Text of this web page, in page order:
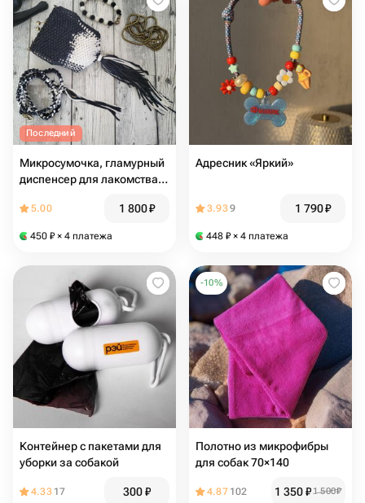
Последний
Микросумочка, гламурный
диспенсер для лакомства
5.00 1 800₽
450 ₽ × 4 платежа
Адресник «Яркий»
3.939 1 790₽
448 ₽ × 4 платежа
Контейнер с пакетами для
уборки за собакой
4.33 17 300₽
-10%
Полотно из микрофибры
для собак 70×140
4.87 102 1 350₽1 500₽